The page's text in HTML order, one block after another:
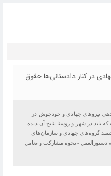
در کنار دادستانی‌ها حقوق
نیروهای جهادی و خودجوش در
در شهر و روستا نتایج آن دیده
گروه‌های جهادی و سازمان‌های
دستورالعمل «نحوه مشارکت و تعامل